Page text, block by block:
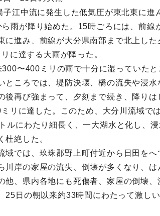
子江中流に発生した低気圧が東北東に
雨が降り始めた。15時ごろには、前
に進み、前線が大分県南部まで北上し
に達する大雨が降った。
〜400ミリの雨で十分に湿っていた
ところでは、堤防決壊、橋の流失や浸
後再び強まって、夕刻まで続き、降り
リに達した。このため、大分川流域で
ルにわたり細長く、一大湖水と化し、
杜絶した。
域では、玖珠郡野上町付近から日田を
川岸の家屋の流失、倒壊が多くなり、
他、県内各地にも死傷者、家屋の倒壊
25日の朝以来約33時間にわたって激し